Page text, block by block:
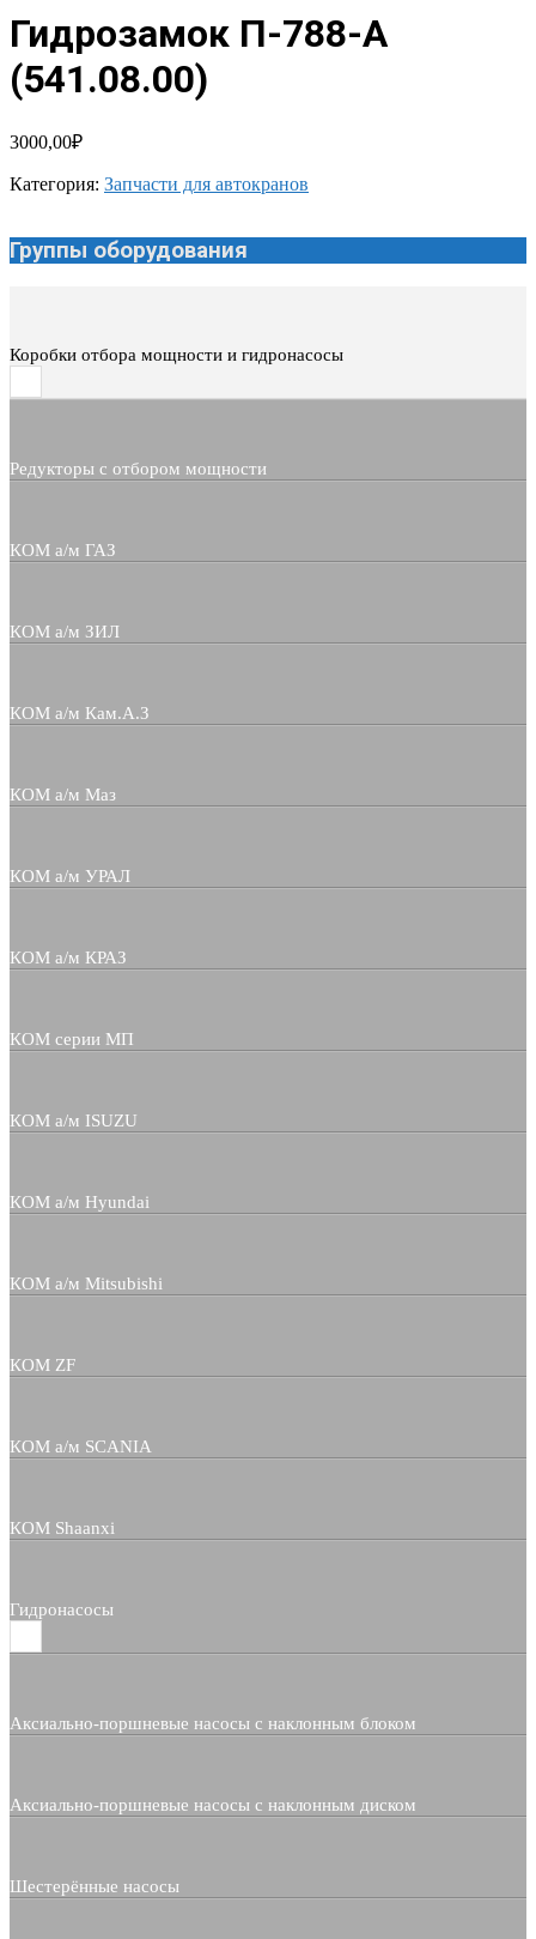
Гидрозамок П-788-А
(541.08.00)
3000,00₽
Категория: Запчасти для автокранов
Группы оборудования
Коробки отбора мощности и гидронасосы
Редукторы с отбором мощности
КОМ а/м ГАЗ
КОМ а/м ЗИЛ
КОМ а/м Кам.А.З
КОМ а/м Маз
КОМ а/м УРАЛ
КОМ а/м КРАЗ
КОМ серии МП
КОМ а/м ISUZU
КОМ а/м Hyundai
КОМ а/м Mitsubishi
КОМ ZF
КОМ а/м SCANIA
КОМ Shaanxi
Гидронасосы
Аксиально-поршневые насосы с наклонным блоком
Аксиально-поршневые насосы с наклонным диском
Шестерённые насосы